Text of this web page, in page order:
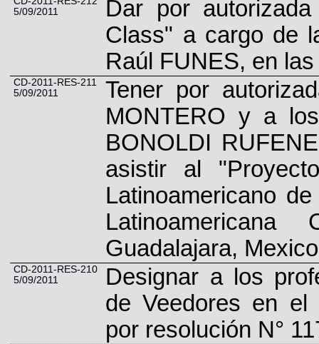
5/09/2011
Dar por
Class" a cargo de
Raúl FUNES, en
CD-2011-RES-211
5/09/2011
Tener por
MONTERO y a
BONOLDI
asistir al
Latinoamericano
Guadalajara,
CD-2011-RES-210
5/09/2011
Designar a los
de Veedores en el
por resolución N°